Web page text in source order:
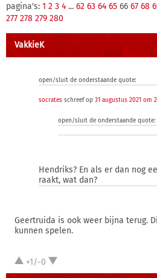
pagina's: 1 2 3 4 ... 62 63 64 65 66 67 68
277 278 279 280
VakkieK
open/sluit de onderstaande quote:
socrates schreef op 31 augustus 2021 om
open/sluit de onderstaande quote:
Hendriks? En als er dan nog
raakt, wat dan?
Geertruida is ook weer bijna terug.
kunnen spelen.
+1/-0